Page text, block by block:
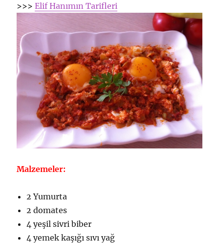
>>>Elif Hanımın Tarifleri
Malzemeler:
2 Yumurta
2 domates
4 yeşil sivri biber
4 yemek kaşığı sıvı yağ